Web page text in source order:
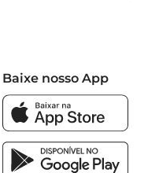
Baixe nosso App